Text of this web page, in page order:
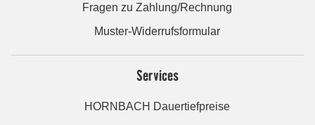
Fragen zu Zahlung/Rechnung
Muster-Widerrufsformular
Services
HORNBACH Dauertiefpreise